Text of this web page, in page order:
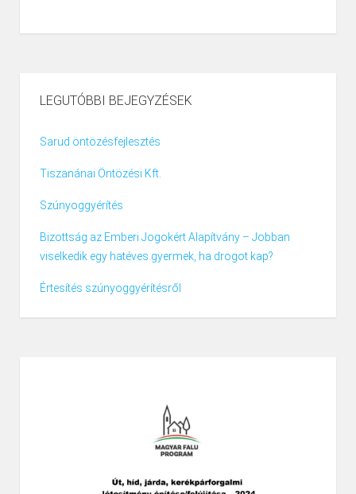
LEGUTÓBBI BEJEGYZÉSEK
Sarud öntözésfejlesztés
Tiszanánai Öntözési Kft.
Szúnyoggyérítés
Bizottság az Emberi Jogokért Alapítvány – Jobban
viselkedik egy hatéves gyermek, ha drogot kap?
Értesítés szúnyoggyérítésről